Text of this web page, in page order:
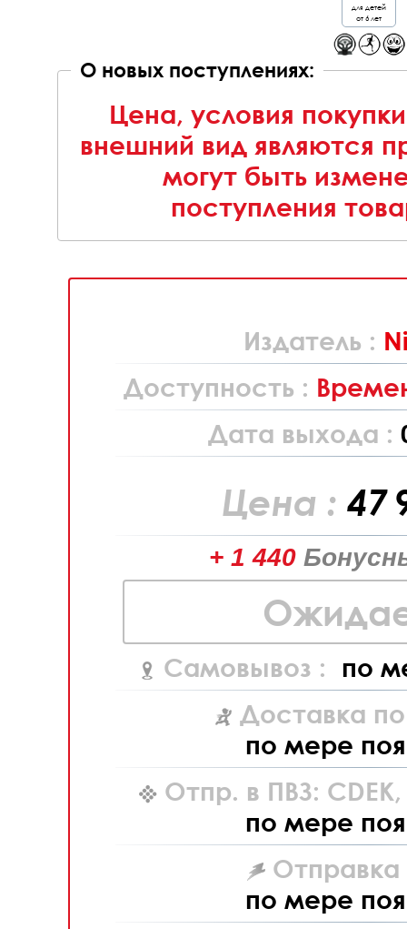
для детей
от 6 лет
О новых поступлениях:
Цена, условия
внешний вид являются
могут быть
поступления
Издатель :
Доступность :
Дата выхода :
Цена : 47
+ 1 440
Самовывоз : по
Доставка
по мере
Отпр. в ПВЗ: CDEK,
по мере
Отправка
по мере